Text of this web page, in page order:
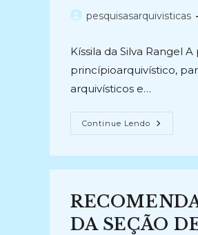
Autorpesquisasarquivisticas
Kíssila da Silva Rangel
princípioarquivístico,
arquivísticos e…
Continue Lendo
O
(2015)
DA SEÇÃO